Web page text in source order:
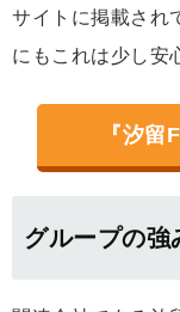
サイトに掲載され
にもこれは少し安
『汐
グループの強